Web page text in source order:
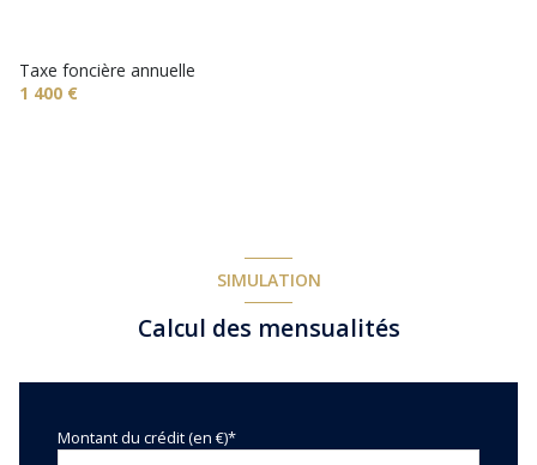
terrasse
Taxe foncière annuelle
1 400 €
SIMULATION
Calcul des mensualités
Montant du crédit (en €)*